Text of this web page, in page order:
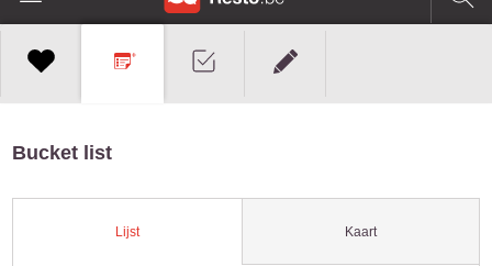
Bucket list
Lijst Kaart